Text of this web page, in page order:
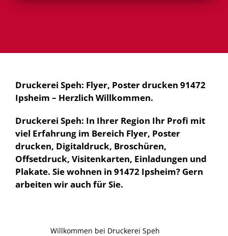
Druckerei Speh: Flyer, Poster drucken 91472
Ipsheim – Herzlich Willkommen.
Druckerei Speh: In Ihrer Region Ihr Profi mit
viel Erfahrung im Bereich Flyer, Poster
drucken, Digitaldruck, Broschüren,
Offsetdruck, Visitenkarten, Einladungen und
Plakate. Sie wohnen in 91472 Ipsheim? Gern
arbeiten wir auch für Sie.
Willkommen bei Druckerei Speh